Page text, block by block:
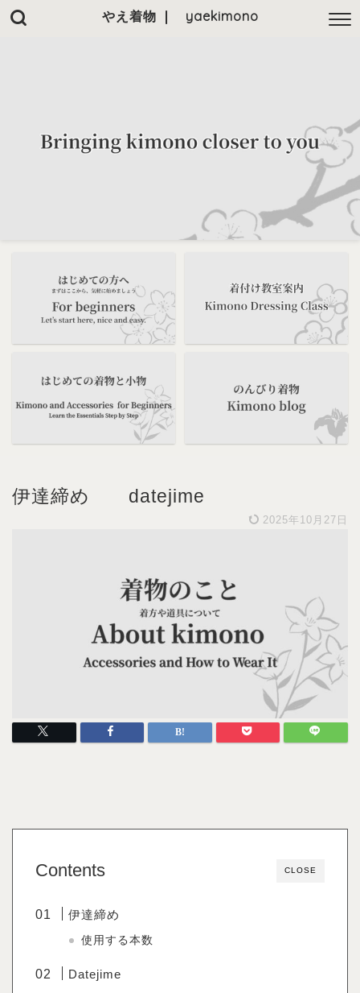
やえ着物 ❘ yaekimono
伊達締め datejime
2025年10月27日
CLOSE
Contents
伊達締め
使用する本数
Datejime